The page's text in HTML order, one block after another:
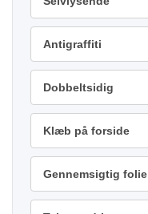
Antigraffiti
Dobbeltsidig
Klæb på forside
Gennemsigtig folie